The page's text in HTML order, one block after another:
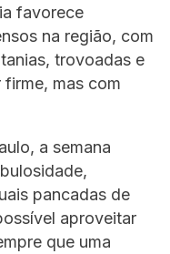
favorece
na região, com
trovoadas e
mas com
a semana
pancadas de
aproveitar
que uma